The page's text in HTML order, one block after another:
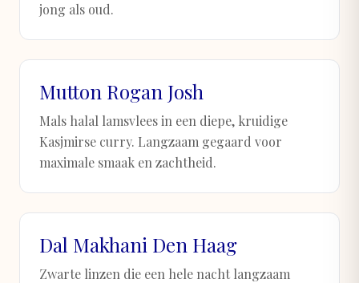
jong als oud.
Mutton Rogan Josh
Mals halal lamsvlees in een diepe, kruidige
Kasjmirse curry. Langzaam gegaard voor
maximale smaak en zachtheid.
Dal Makhani Den Haag
Zwarte linzen die een hele nacht langzaam